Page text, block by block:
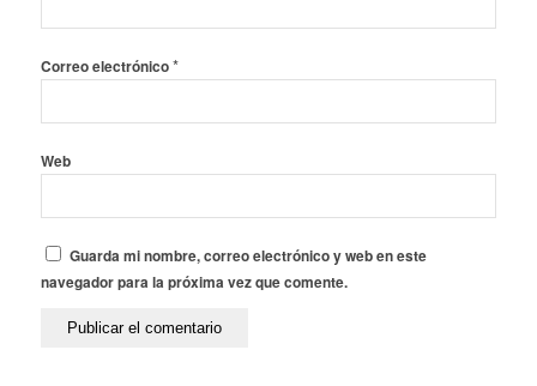
Correo electrónico*
Web
Guarda mi nombre, correo electrónico y web en este
navegador para la próxima vez que comente.